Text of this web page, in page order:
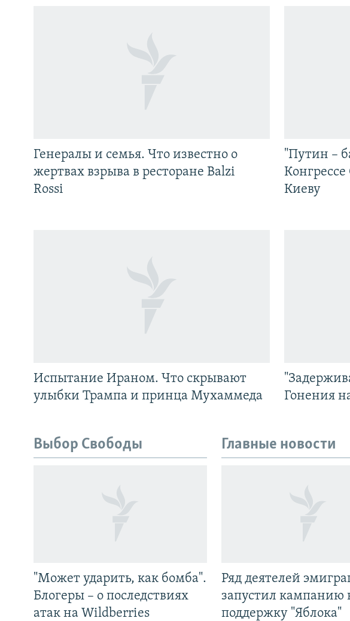
Генералы и семья. Что известно о
жертвах взрыва в ресторане Balzi
Rossi
"Путин –
Киеву
Испытание Ираном. Что скрывают
улыбки Трампа и принца Мухаммеда
Гонения
Выбор Свободы
"Может ударить, как бомба".
Блогеры – о последствиях
атак на Wildberries
Главные новости
Ряд деятелей
запустил кампанию
поддержку "Яблока"